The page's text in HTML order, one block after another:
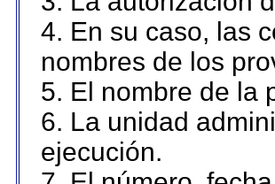
4. En su caso, las
nombres de los
5. El nombre de la
6. La unidad
ejecución.